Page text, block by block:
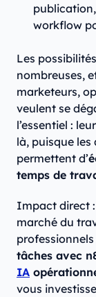
workflow
Les
nombreuses,
marketeurs,
veulent se
l’essentiel :
là, puisque
permettent d’
temps de
Impact direct :
marché du
professionnels
tâches avec
IA
vous